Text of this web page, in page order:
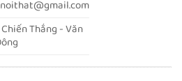
Thắng - Văn